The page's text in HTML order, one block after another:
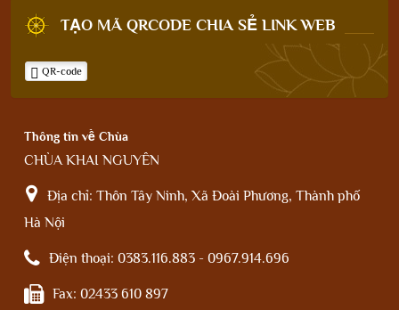
TẠO MÃ QRCODE CHIA SẺ LINK WEB
QR-code
Thông tin về Chùa
CHÙA KHAI NGUYÊN
Địa chỉ: Thôn Tây Ninh, Xã Đoài Phương, Thành phố
Hà Nội
Điện thoại: 0383.116.883 - 0967.914.696
Fax: 02433 610 897